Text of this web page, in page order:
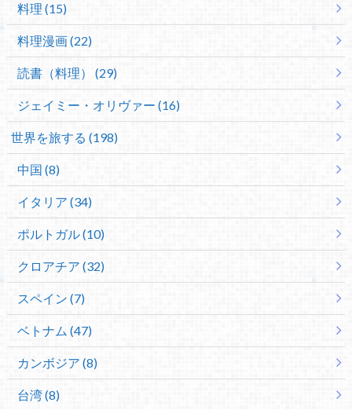
料理 (15)
料理漫画 (22)
読書（料理） (29)
ジェイミー・オリヴァー (16)
世界を旅する (198)
中国 (8)
イタリア (34)
ポルトガル (10)
クロアチア (32)
スペイン (7)
ベトナム (47)
カンボジア (8)
台湾 (8)